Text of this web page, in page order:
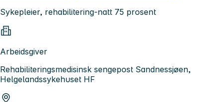
Sykepleier, rehabilitering-natt 75 prosent
Arbeidsgiver
Rehabiliteringsmedisinsk sengepost Sandnessjøen,
Helgelandssykehuset HF